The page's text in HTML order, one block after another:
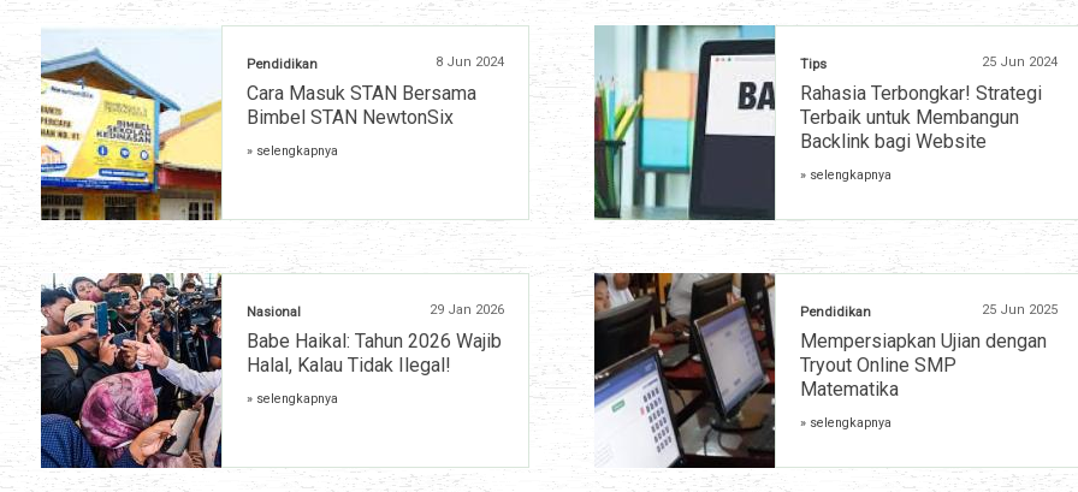
Pendidikan 8 Jun 2024
Cara Masuk STAN Bersama
Bimbel STAN NewtonSix
» selengkapnya
Tips 25 Jun 2024
Rahasia Terbongkar! Strategi
Terbaik untuk Membangun
Backlink bagi Website
» selengkapnya
Nasional 29 Jan 2026
Babe Haikal: Tahun 2026 Wajib
Halal, Kalau Tidak Ilegal!
» selengkapnya
Pendidikan 25 Jun 2025
Mempersiapkan Ujian dengan
Tryout Online SMP
Matematika
» selengkapnya